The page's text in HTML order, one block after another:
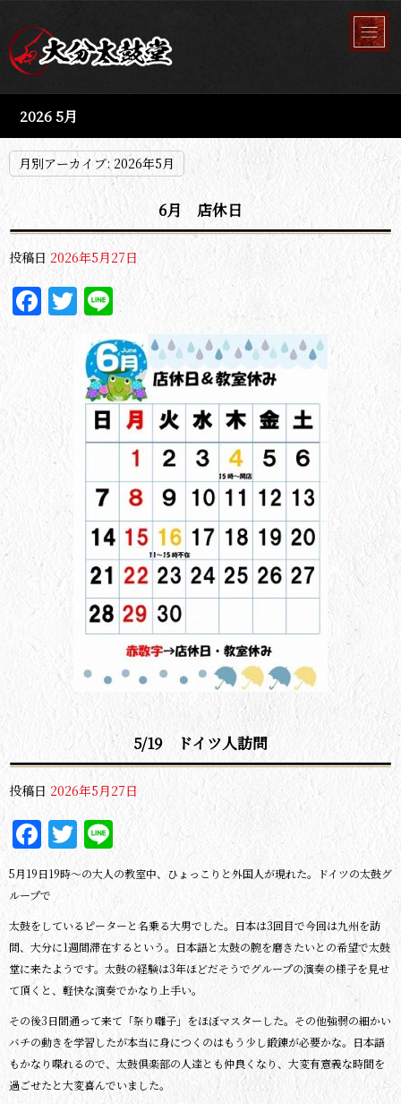
2026 5月
月別アーカイブ: 2026年5月
6月 店休日
投稿日 2026年5月27日
Facebook
Twitter
Line
5/19 ドイツ人訪問
投稿日 2026年5月27日
Facebook
Twitter
Line
5月19日19時～の大人の教室中、ひょっこりと外国人が現れた。ドイツの太鼓グ
ループで
太鼓をしているピーターと名乗る大男でした。日本は3回目で今回は九州を訪
問、大分に1週間滞在するという。日本語と太鼓の腕を磨きたいとの希望で太鼓
堂に来たようです。太鼓の経験は3年ほどだそうでグループの演奏の様子を見せ
て頂くと、軽快な演奏でかなり上手い。
その後3日間通って来て「祭り囃子」をほぼマスターした。その他強弱の細かい
バチの動きを学習したが本当に身につくのはもう少し鍛錬が必要かな。日本語
もかなり喋れるので、太鼓倶楽部の人達とも仲良くなり、大変有意義な時間を
過ごせたと大変喜んでいました。